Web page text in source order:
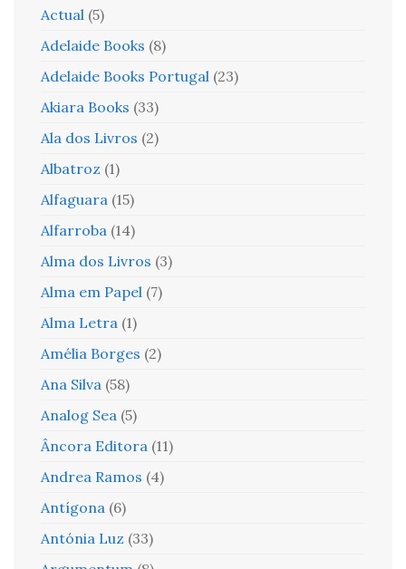
Actual (5)
Adelaide Books (8)
Adelaide Books Portugal (23)
Akiara Books (33)
Ala dos Livros (2)
Albatroz (1)
Alfaguara (15)
Alfarroba (14)
Alma dos Livros (3)
Alma em Papel (7)
Alma Letra (1)
Amélia Borges (2)
Ana Silva (58)
Analog Sea (5)
Âncora Editora (11)
Andrea Ramos (4)
Antígona (6)
Antónia Luz (33)